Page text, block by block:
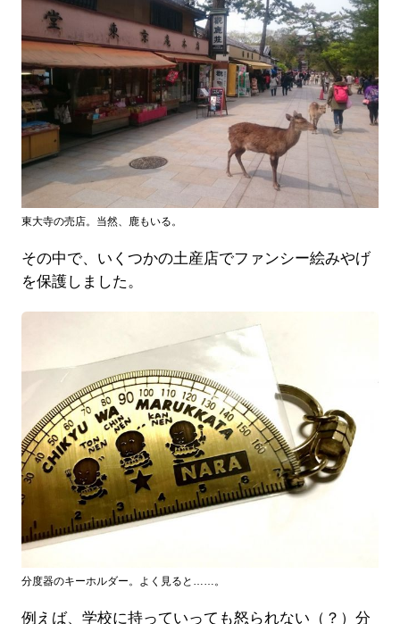
東大寺の売店。当然、鹿もいる。
その中で、いくつかの土産店でファンシー絵みやげ
を保護しました。
分度器のキーホルダー。よく見ると……。
例えば、学校に持っていっても怒られない（？）分